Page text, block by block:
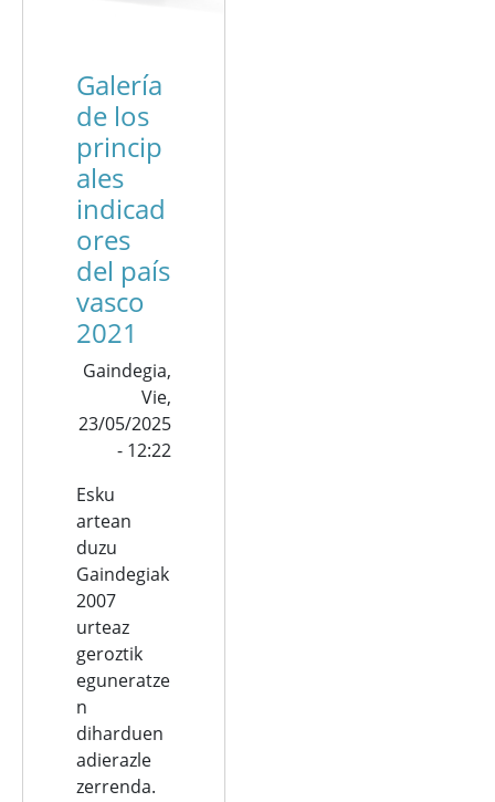
Galería
de los
princip
ales
indicad
ores
del país
vasco
2021
Gaindegia,
Vie,
23/05/2025
- 12:22
Esku
artean
duzu
Gaindegiak
2007
urteaz
geroztik
eguneratze
n
diharduen
adierazle
zerrenda.